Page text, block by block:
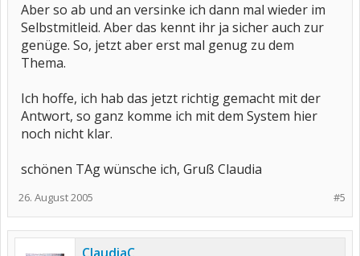
Aber so ab und an versinke ich dann mal wieder im
Selbstmitleid. Aber das kennt ihr ja sicher auch zur
genüge. So, jetzt aber erst mal genug zu dem
Thema.
Ich hoffe, ich hab das jetzt richtig gemacht mit der
Antwort, so ganz komme ich mit dem System hier
noch nicht klar.
schönen TAg wünsche ich, Gruß Claudia
#5
26. August 2005